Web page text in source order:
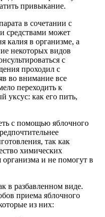
привыкание.
в сочетании с
средствами может
калия в организме, а
некоторых видов
с
проходил с
во внимание все
переходить к
уксус: как его пить,
с помощью яблочного
так как
химических
и не помогут в
в разбавленном виде.
приема яблочного
из них: